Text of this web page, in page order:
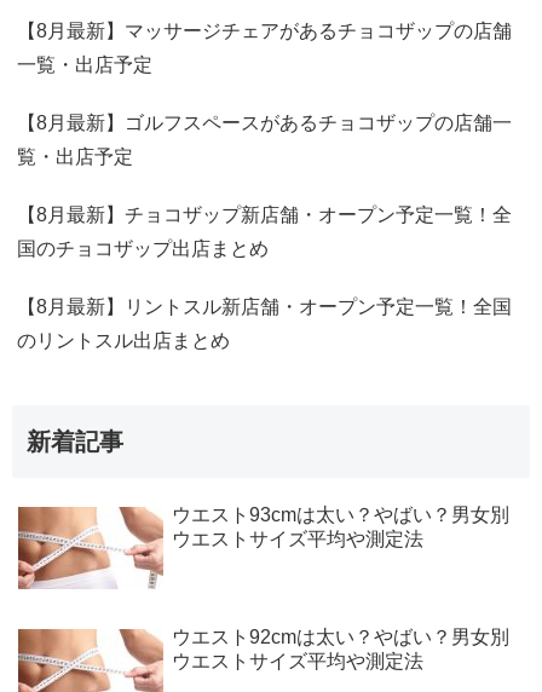
【8月最新】マッサージチェアがあるチョコザップの店舗
一覧・出店予定
【8月最新】ゴルフスペースがあるチョコザップの店舗一
覧・出店予定
【8月最新】チョコザップ新店舗・オープン予定一覧！全
国のチョコザップ出店まとめ
【8月最新】リントスル新店舗・オープン予定一覧！全国
のリントスル出店まとめ
新着記事
ウエスト93cmは太い？やばい？男女別
ウエストサイズ平均や測定法
ウエスト92cmは太い？やばい？男女別
ウエストサイズ平均や測定法